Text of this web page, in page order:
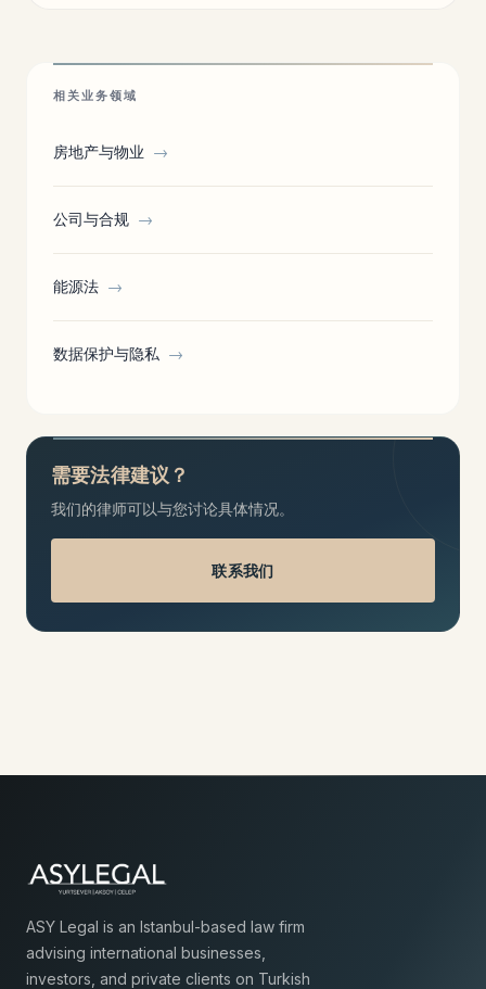
相关业务领域
房地产与物业 →
公司与合规 →
能源法 →
数据保护与隐私 →
需要法律建议？
我们的律师可以与您讨论具体情况。
联系我们
ASY Legal is an Istanbul-based law firm
advising international businesses,
investors, and private clients on Turkish